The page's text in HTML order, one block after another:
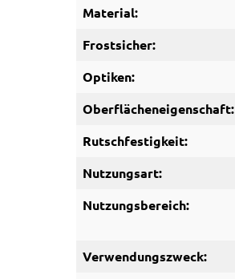
Material:
Frostsicher:
Optiken:
Oberflächeneigenschaft:
Rutschfestigkeit:
Nutzungsart:
Nutzungsbereich:
Verwendungszweck: